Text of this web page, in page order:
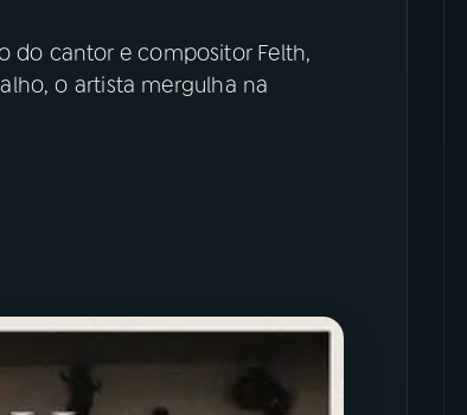
do cantor e compositor Felth,
o artista mergulha na